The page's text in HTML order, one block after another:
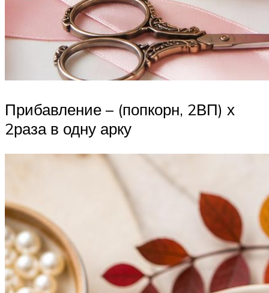
Прибавление – (попкорн, 2ВП) х
2раза в одну арку